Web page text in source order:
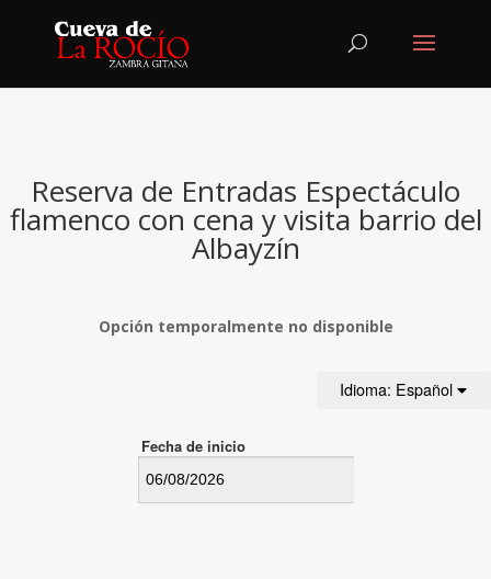
Reserva de Entradas Espectáculo
flamenco con cena y visita barrio del
Albayzín
Opción temporalmente no disponible